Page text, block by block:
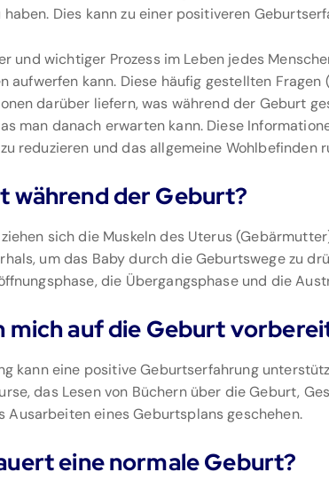
Dies kann zu einer positiveren
und wichtiger Prozess im Leben jedes
aufwerfen kann. Diese häufig gestellten
darüber liefern, was während der Geburt
man danach erwarten kann. Diese
reduzieren und das allgemeine Wohlbefinden
während der Geburt?
sich die Muskeln des Uterus
um das Baby durch die Geburtswege zu
die Übergangsphase und die
mich auf die Geburt
kann eine positive Geburtserfahrung
das Lesen von Büchern über die Geburt,
Ausarbeiten eines Geburtsplans geschehen.
eine normale Geburt?